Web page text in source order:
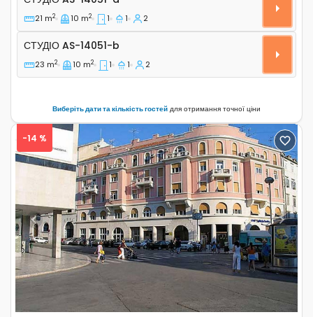
21 m2 10 m2 1 1 2
Студіо AS-14051-b
СТУДІО AS-14051-b
23 m2 10 m2 1 1 2
Виберіть дати та кількість гостей для отримання точної ціни
Previous Next
-14 %